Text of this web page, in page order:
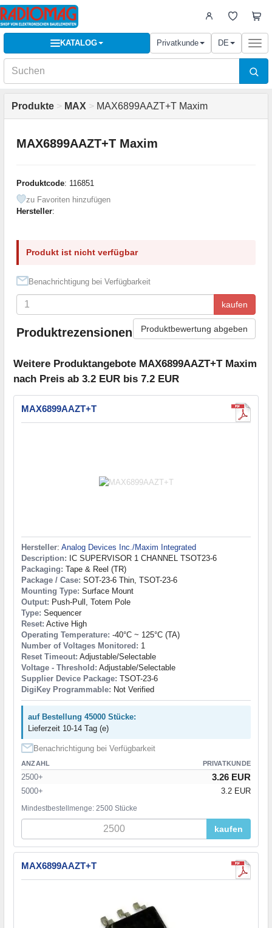
KATALOG Privatkunde DE
Produkte > MAX > MAX6899AAZT+T Maxim
MAX6899AAZT+T Maxim
Produktcode: 116851
zu Favoriten hinzufügen
Hersteller:
Produkt ist nicht verfügbar
Benachrichtigung bei Verfügbarkeit
kaufen
Produktrezensionen Produktbewertung abgeben
Weitere Produktangebote MAX6899AAZT+T Maxim
nach Preis ab 3.2 EUR bis 7.2 EUR
MAX6899AAZT+T
Hersteller: Analog Devices Inc./Maxim Integrated
Description: IC SUPERVISOR 1 CHANNEL TSOT23-6
Packaging: Tape & Reel (TR)
Package / Case: SOT-23-6 Thin, TSOT-23-6
Mounting Type: Surface Mount
Output: Push-Pull, Totem Pole
Type: Sequencer
Reset: Active High
Operating Temperature: -40°C ~ 125°C (TA)
Number of Voltages Monitored: 1
Reset Timeout: Adjustable/Selectable
Voltage - Threshold: Adjustable/Selectable
Supplier Device Package: TSOT-23-6
DigiKey Programmable: Not Verified
auf Bestellung 45000 Stücke:
Lieferzeit 10-14 Tag (e)
Benachrichtigung bei Verfügbarkeit
ANZAHL PRIVATKUNDE
2500+ 3.26 EUR
5000+ 3.2 EUR
Mindestbestellmenge: 2500 Stücke
kaufen
MAX6899AAZT+T